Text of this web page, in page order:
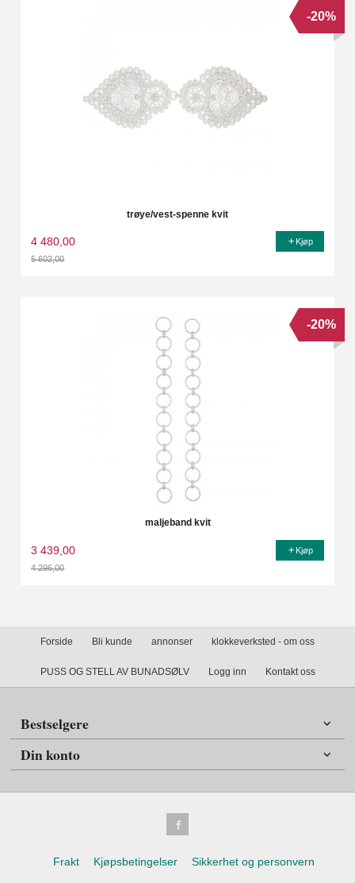
trøye/vest-spenne kvit
4 480,00
5 602,00
-20%
Kjøp
maljeband kvit
3 439,00
4 296,00
-20%
Kjøp
Forside Bli kunde annonser klokkeverksted - om oss
PUSS OG STELL AV BUNADSØLV Logg inn Kontakt oss
Bestselgere
Din konto
Frakt Kjøpsbetingelser Sikkerhet og personvern